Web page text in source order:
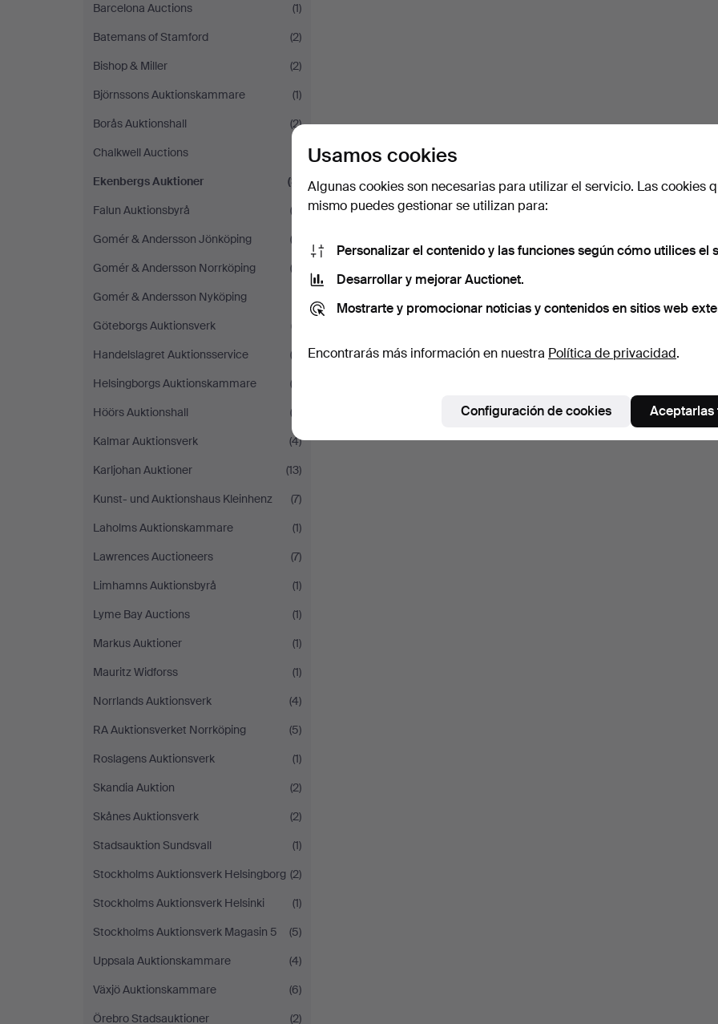
Barcelona Auctions
(1)
Batemans of Stamford
(2)
Bishop & Miller
(2)
Björnssons Auktionskammare
(1)
Borås Auktionshall
(2)
Chalkwell Auctions
Ekenbergs Auktioner
(3)
Falun Auktionsbyrå
(2)
Gomér & Andersson Jönköping
(3)
Gomér & Andersson Norrköping
(2)
Gomér & Andersson Nyköping
Göteborgs Auktionsverk
(7)
Handelslagret Auktionsservice
(2)
Helsingborgs Auktionskammare
(3)
Höörs Auktionshall
(2)
Kalmar Auktionsverk
(4)
Karljohan Auktioner
(13)
Kunst- und Auktionshaus Kleinhenz
(7)
Laholms Auktionskammare
(1)
Lawrences Auctioneers
(7)
Limhamns Auktionsbyrå
(1)
Lyme Bay Auctions
(1)
Markus Auktioner
(1)
Mauritz Widforss
(1)
Norrlands Auktionsverk
(4)
RA Auktionsverket Norrköping
(5)
Roslagens Auktionsverk
(1)
Skandia Auktion
(2)
Skånes Auktionsverk
(2)
Stadsauktion Sundsvall
(1)
Stockholms Auktionsverk Helsingborg (2)
Stockholms Auktionsverk Helsinki
(1)
Stockholms Auktionsverk Magasin 5
(5)
Uppsala Auktionskammare
(4)
Växjö Auktionskammare
(6)
Örebro Stadsauktioner
(2)
Usamos cookies
Algunas cookies son necesarias para utilizar el servicio. Las cookies
mismo puedes gestionar se utilizan para:
Personalizar el contenido y las funciones según cómo utilices el
Desarrollar y mejorar Auctionet.
Mostrarte y promocionar noticias y contenidos en sitios web
Encontrarás más información en nuestra Política de privacidad.
Configuración de cookies Aceptarlas